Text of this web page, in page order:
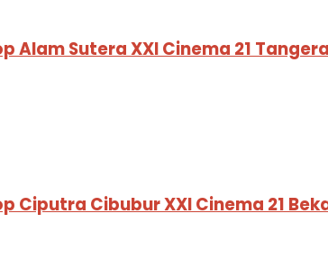
Alam Sutera XXI Cinema 21
Ciputra Cibubur XXI Cinema 21